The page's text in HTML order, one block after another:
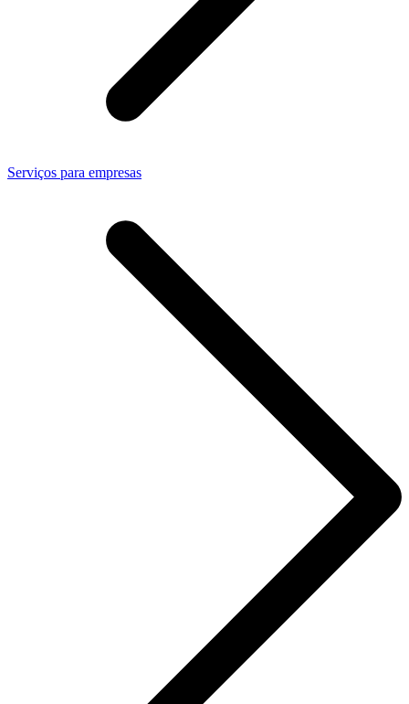
Serviços para empresas